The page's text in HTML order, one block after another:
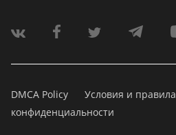
DMCA Policy Условия и правила
конфиденциальности